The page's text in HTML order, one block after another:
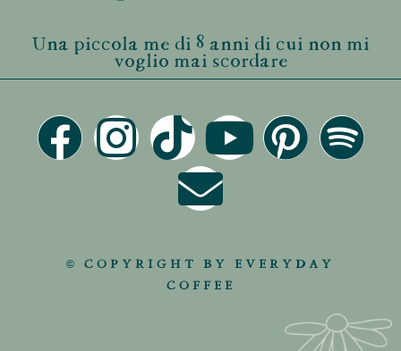
Una piccola me di 8 anni di cui non mi
voglio mai scordare
© COPYRIGHT BY EVERYDAY
COFFEE